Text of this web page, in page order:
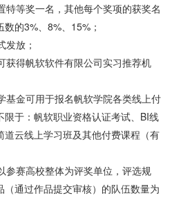
等奖一名，其他每个奖项的获奖名
的3%、8%、15%；
放；
得帆软软件有限公司实习推荐机
金可用于报名帆软学院各类线上付
于：帆软职业资格认证考试、BI线
道云线上学习班及其他付费课程（有
赛高校整体为评奖单位，评选规
通过作品提交审核）的队伍数量为